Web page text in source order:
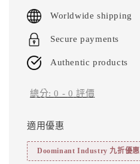
price
Worldwide shipping
Secure payments
Authentic products
總分:0 - 0 評價
適用優惠
Doominant Industry 九折優惠